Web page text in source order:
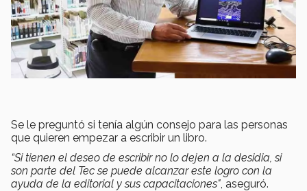
Se le preguntó si tenía algún consejo para las personas
que quieren empezar a escribir un libro.
“Si tienen el deseo de escribir no lo dejen a la desidia, si
son parte del Tec se puede alcanzar este logro con la
ayuda de la editorial y sus capacitaciones" , aseguró.